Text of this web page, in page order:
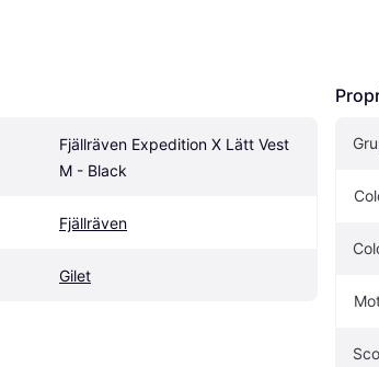
Fjällräven Expedition X Lätt Vest
M - Black
Fjällräven
Gilet